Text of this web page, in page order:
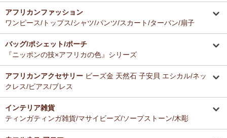
ーナー新入荷！
12/16：ガウチョパンツ～キテンゲ◇ハイクオリティ◇で仕立てた
新作登場！～楽ちんクロップド丈～
12/16：キテンゲ 本革ショルダーミニバッグ 3WAY 斜掛けOK～
キテンゲ◇ハイクオリティ◇で仕立てた新作登場！『ニッポンの
技×アフリカの色』
12/4：ティンガティンガ・アート～Mサイズの作品 新入荷！作家
名ごとに2つのカテゴリーでご紹介します
→ 作家名 A―L
→ 作家名 M―Z
とても美味しくて毎日使っています。どのお料理なんにでも合いま
す。
Ａ さまより ティンガティンガ・アートへのご感想
ドゥケさんの画は数年前から気になっていて、今回思いきって購入す
ることにしました。とても楽しみにしております。
バラカの紅茶は香りがよくて大好きです。これからも愛飲させていた
だきます。
アフリカンファッション
ワンピース/トップス/シャツ/パンツ/スカート/ターバン/扇子
バッグ/ポシェット/ポーチ
『ニッポンの技×アフリカの色』シリーズ
アフリカンアクセサリー ビーズ金 天然石 子安貝 エシカル/ネッ
クレス/ピアス/ブレス
インテリア雑貨
ティンガティンガ雑貨/マサイビーズ/ソープストーン/木彫